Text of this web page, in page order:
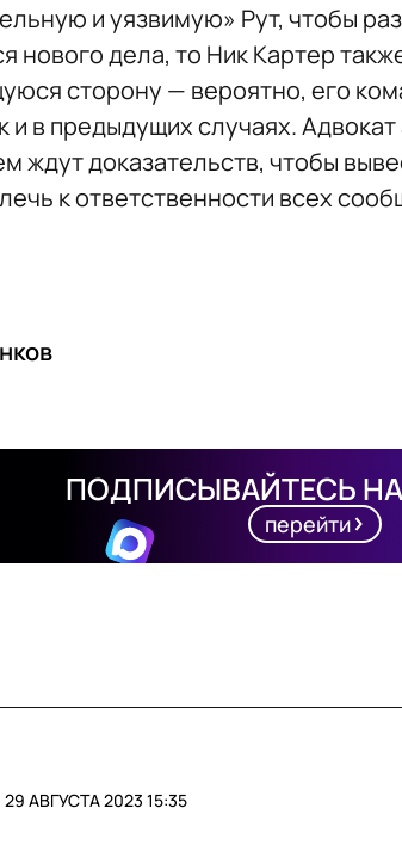
и уязвимую» Рут, чтобы
нового дела, то Ник Картер
сторону — вероятно, его
и в предыдущих случаях.
ждут доказательств, чтобы
к ответственности всех
ПОДПИСЫВАЙТЕСЬ НА
перейти
29 АВГУСТА 2023 15:35